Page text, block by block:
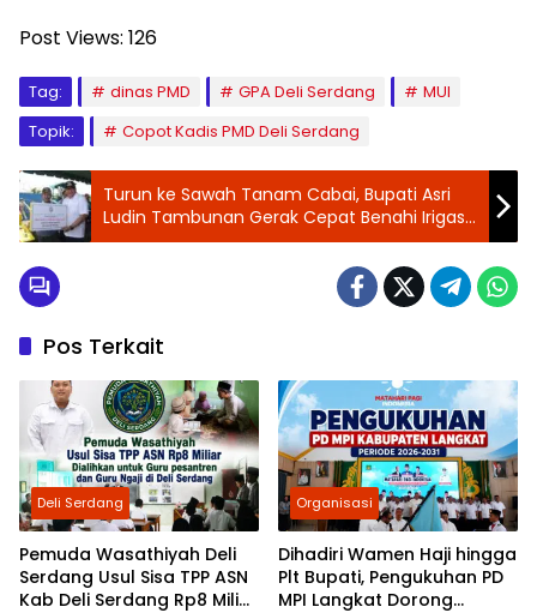
Post Views: 126
Tag: dinas PMD GPA Deli Serdang
MUI
Topik:
Copot Kadis PMD Deli Serdang
Turun ke Sawah Tanam Cabai, Bupati Asri
Ludin Tambunan Gerak Cepat Benahi Irigasi
Sunggal Demi Selamatkan Petani
Pos Terkait
Deli Serdang
Pemuda Wasathiyah Deli
Serdang Usul Sisa TPP ASN
Kab Deli Serdang Rp8 Miliar
Organisasi
Dihadiri Wamen Haji hingga
Plt Bupati, Pengukuhan PD
MPI Langkat Dorong